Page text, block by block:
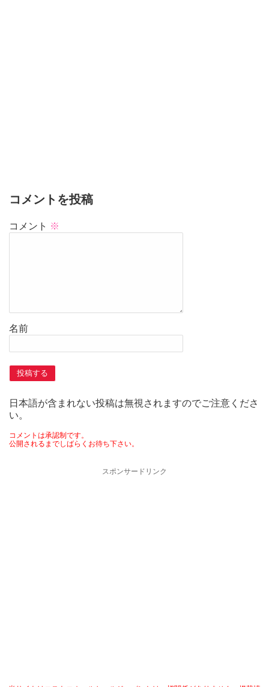
コメントを投稿
コメント ※
名前
日本語が含まれない投稿は無視されますのでご注意くださ
い。
コメントは承認制です。
公開されるまでしばらくお待ち下さい。
スポンサードリンク